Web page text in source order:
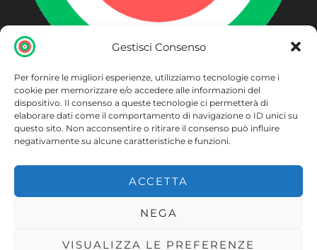
Gestisci Consenso
Per fornire le migliori esperienze, utilizziamo tecnologie come i
cookie per memorizzare e/o accedere alle informazioni del
dispositivo. Il consenso a queste tecnologie ci permetterà di
elaborare dati come il comportamento di navigazione o ID unici su
questo sito. Non acconsentire o ritirare il consenso può influire
negativamente su alcune caratteristiche e funzioni.
ACCETTA
NEGA
VISUALIZZA LE PREFERENZE
ARMERIA BECCAGLIA
Piazza S. Maurizio 20 Cuggiono (MI)